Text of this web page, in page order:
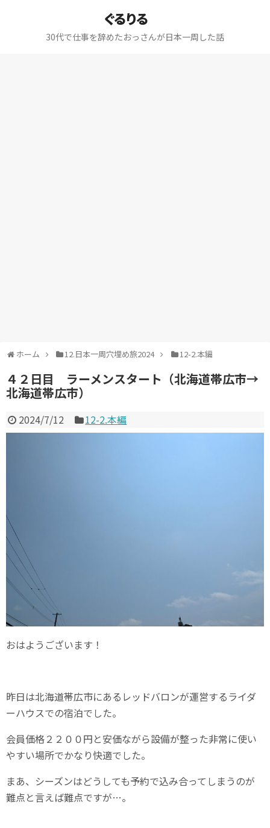
ぐるりる
30代で仕事を辞めたおっさんが日本一周した話
ホーム 12.日本一周穴埋め旅2024 12-2.本編
４２日目 ラーメンスタート（北海道帯広市→
北海道帯広市）
2024/7/12 12-2.本編
おはようございます！
昨日は北海道帯広市にあるレッドバロンが運営するライダ
ーハウスでの宿泊でした。
会員価格２２００円と安価ながら設備が整った非常に使い
やすい場所でかなり快適でした。
まあ、シーズンはどうしても予約で込み合ってしまうのが
難点と言えば難点ですが…。